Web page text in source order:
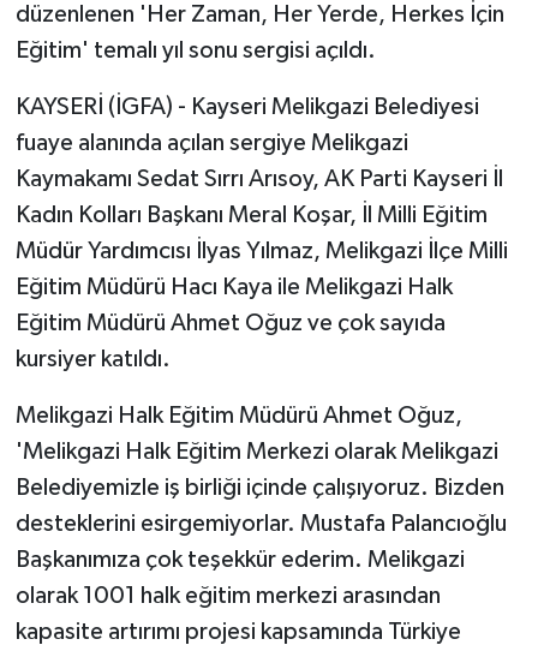
düzenlenen 'Her Zaman, Her Yerde, Herkes İçin
Eğitim' temalı yıl sonu sergisi açıldı.
KAYSERİ (İGFA) - Kayseri Melikgazi Belediyesi
fuaye alanında açılan sergiye Melikgazi
Kaymakamı Sedat Sırrı Arısoy, AK Parti Kayseri İl
Kadın Kolları Başkanı Meral Koşar, İl Milli Eğitim
Müdür Yardımcısı İlyas Yılmaz, Melikgazi İlçe Milli
Eğitim Müdürü Hacı Kaya ile Melikgazi Halk
Eğitim Müdürü Ahmet Oğuz ve çok sayıda
kursiyer katıldı.
Melikgazi Halk Eğitim Müdürü Ahmet Oğuz,
'Melikgazi Halk Eğitim Merkezi olarak Melikgazi
Belediyemizle iş birliği içinde çalışıyoruz. Bizden
desteklerini esirgemiyorlar. Mustafa Palancıoğlu
Başkanımıza çok teşekkür ederim. Melikgazi
olarak 1001 halk eğitim merkezi arasından
kapasite artırımı projesi kapsamında Türkiye